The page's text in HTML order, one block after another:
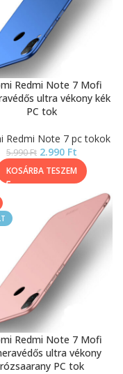
Redmi Note 7 Mofi
ultra vékony kék
PC tok
Redmi Note 7 pc tokok
5.990Ft 2.990 Ft
KOSÁRBA TESZEM
Redmi Note 7 Mofi
ultra vékony
rózsaarany PC tok